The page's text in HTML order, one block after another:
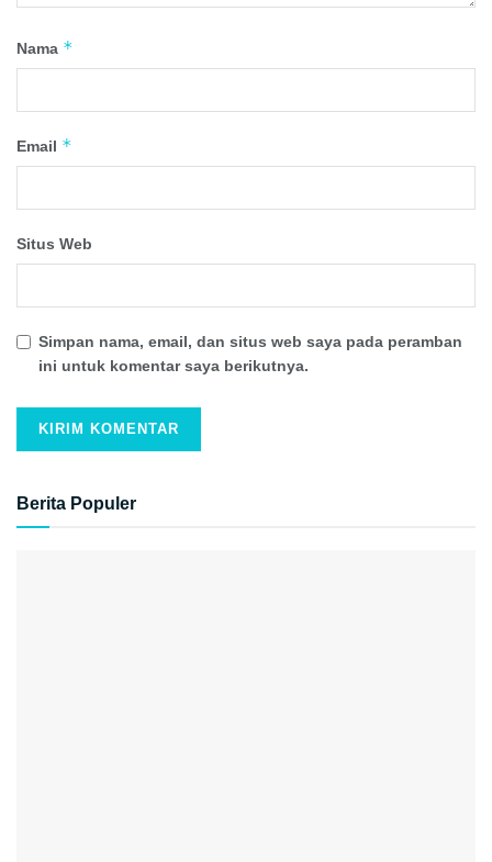
Nama *
Email *
Situs Web
Simpan nama, email, dan situs web saya pada peramban
ini untuk komentar saya berikutnya.
Berita Populer